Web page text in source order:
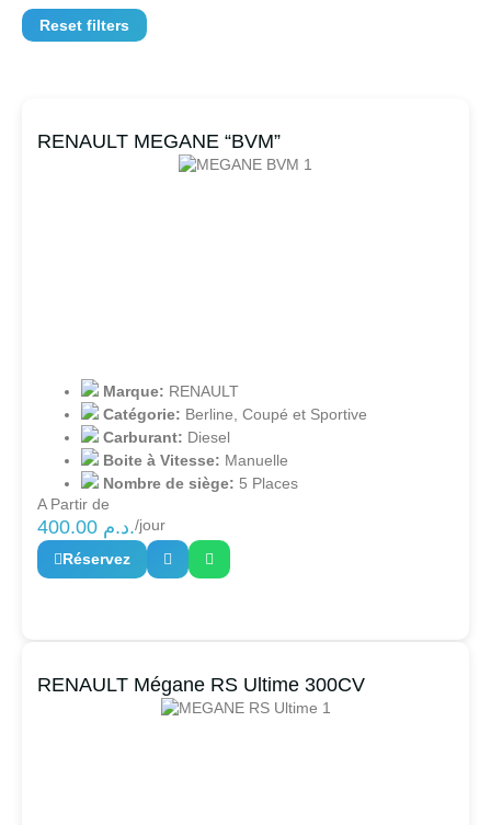
Reset filters
RENAULT MEGANE “BVM”
Marque: RENAULT
Catégorie: Berline Coupé et Sportive
Carburant: Diesel
Boite à Vitesse: Manuelle
Nombre de siège: 5 Places
A Partir de
400.00 د.م./jour
Réservez
RENAULT Mégane RS Ultime 300CV